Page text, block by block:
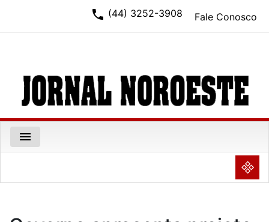
Fale Conosco
phone (44) 3252-3908
menu
NULL